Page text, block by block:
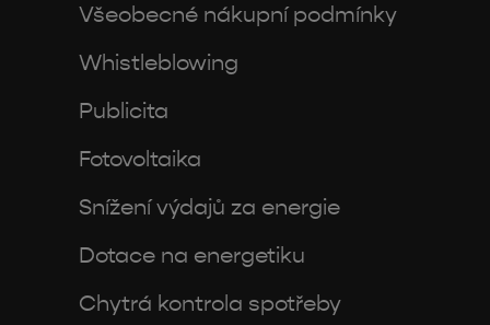
Všeobecné nákupní podmínky
Whistleblowing
Publicita
Fotovoltaika
Snížení výdajů za energie
Dotace na energetiku
Chytrá kontrola spotřeby